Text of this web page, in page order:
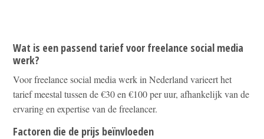
Wat is een passend tarief voor freelance social media
werk?
Voor freelance social media werk in Nederland varieert het
tarief meestal tussen de €30 en €100 per uur, afhankelijk van de
ervaring en expertise van de freelancer.
Factoren die de prijs beïnvloeden